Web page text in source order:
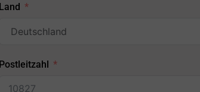
Land
Postleitzahl